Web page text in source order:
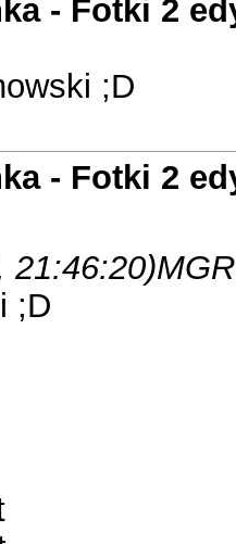
- Fotki 2
;D
- Fotki 2
21:46:20)
;D